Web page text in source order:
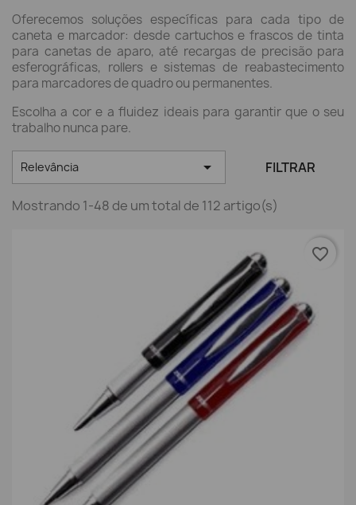
Oferecemos soluções específicas para cada tipo de
caneta e marcador: desde cartuchos e frascos de tinta
para canetas de aparo, até recargas de precisão para
esferográficas, rollers e sistemas de reabastecimento
para marcadores de quadro ou permanentes.
Escolha a cor e a fluidez ideais para garantir que o seu
trabalho nunca pare.
Relevância  FILTRAR
Mostrando 1-48 de um total de 112 artigo(s)
favorite_border